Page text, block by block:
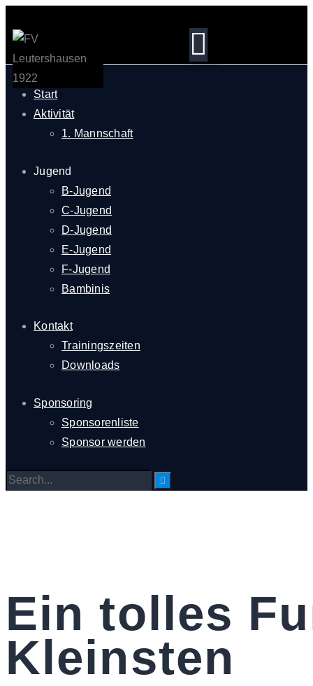
Start
Aktivität
1. Mannschaft
Jugend
B-Jugend
C-Jugend
D-Jugend
E-Jugend
F-Jugend
Bambinis
Kontakt
Trainingszeiten
Downloads
Sponsoring
Sponsorenliste
Sponsor werden
Ein tolles
Kleinsten